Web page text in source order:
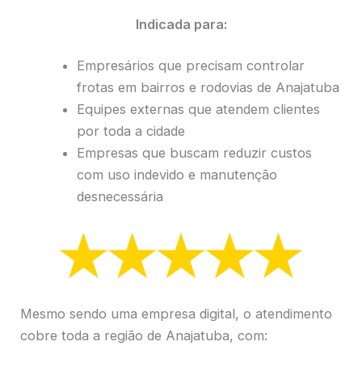
Indicada para:
Empresários que precisam controlar
frotas em bairros e rodovias de Anajatuba
Equipes externas que atendem clientes
por toda a cidade
Empresas que buscam reduzir custos
com uso indevido e manutenção
desnecessária
Mesmo sendo uma empresa digital, o atendimento
cobre toda a região de Anajatuba, com: